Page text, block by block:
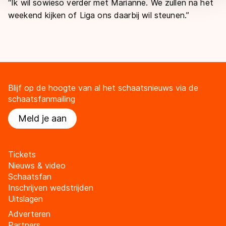
“Ik wil sowieso verder met Marianne. We zullen na het
weekend kijken of Liga ons daarbij wil steunen.”
Blijf op de hoogte van al het schaatsnieuws via de
schaatsfanmailing
Meld je aan
Tickets
Nieuws & video
Schaatsfan
Inschrijven wedstrijden
Uitslagen
Adverteren